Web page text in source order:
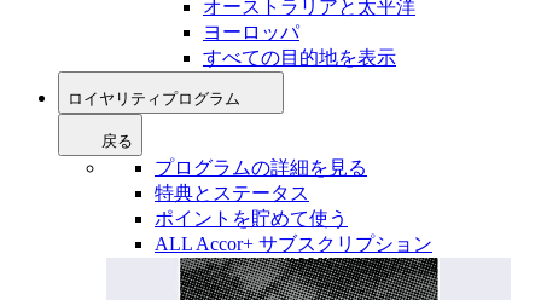
オーストラリアと太平洋
ヨーロッパ
すべての目的地を表示
ロイヤリティプログラム
戻る
プログラムの詳細を見る
特典とステータス
ポイントを貯めて使う
ALL Accor+ サブスクリプション